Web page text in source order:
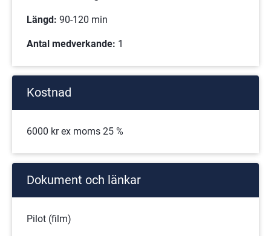
Längd: 90-120 min
Antal medverkande: 1
Kostnad
6000 kr ex moms 25 %
Dokument och länkar
Pilot (film)